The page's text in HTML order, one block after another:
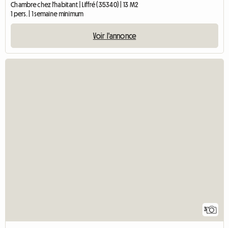
Chambre chez l'habitant | Liffré (35340) | 13 M2
1 pers. | 1 semaine minimum
Voir l'annonce
3